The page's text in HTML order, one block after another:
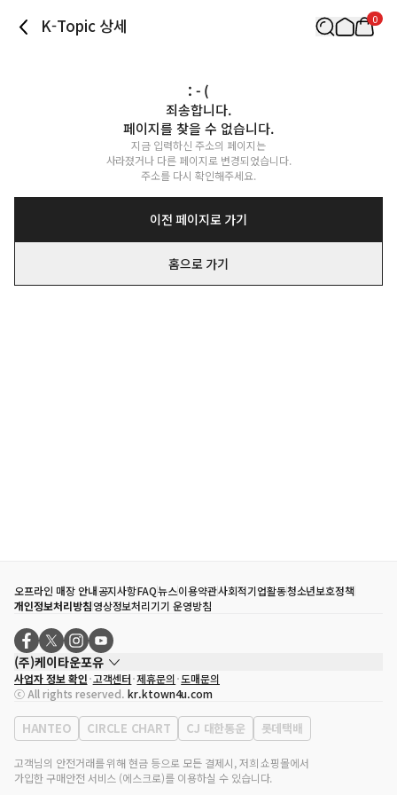
K-Topic 상세 0
: - (
죄송합니다.
페이지를 찾을 수 없습니다.
지금 입력하신 주소의 페이지는
사라졌거나 다른 페이지로 변경되었습니다.
주소를 다시 확인해주세요.
이전 페이지로 가기
홈으로 가기
오프라인 매장 안내공지사항FAQ뉴스이용약관사회적기업활동청소년보호정책
개인정보처리방침영상정보처리기기 운영방침
(주)케이타운포유
대표자
송효민
사업자등록번호
120-87-71116
통신판매업 신고번호 제2011-서울강남-02223
대표전화
02-552-9855
사업자 정보 확인 고객센터 제휴문의 도매문의
ⓒ All rights reserved. kr.ktown4u.com
HANTEO CIRCLE CHART CJ 대한통운 롯데택배
고객님의 안전거래를 위해 현금 등으로 모든 결제시, 저희 쇼핑몰에서
가입한 구매안전 서비스 (에스크로)를 이용하실 수 있습니다.